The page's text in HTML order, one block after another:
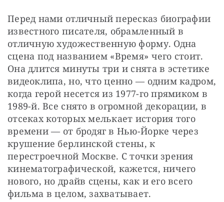
Перед нами отличный пересказ биографии
известного писателя, обрамленный в
отличную художественную форму. Одна
сцена под названием «Время» чего стоит.
Она длится минуты три и снята в эстетике
видеоклипа, но, что ценно — одним кадром,
когда герой несется из 1977-го прямиком в
1989-й. Все снято в огромной декорации, в
отсеках которых мелькает история того
времени — от бродяг в Нью-Йорке через
крушение берлинской стены, к
перестроечной Москве. С точки зрения
кинематографической, кажется, ничего
нового, но драйв сцены, как и его всего
фильма в целом, захватывает.